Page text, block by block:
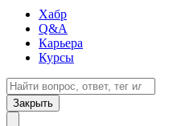
Хабр
Q&A
Карьера
Курсы
Закрыть